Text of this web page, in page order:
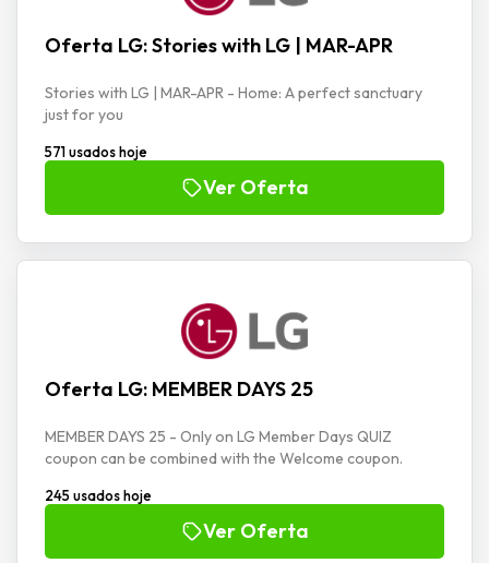
Oferta LG: Stories with LG | MAR-APR
Stories with LG | MAR-APR - Home: A perfect sanctuary
just for you
571 usados hoje
Ver Oferta
Oferta LG: MEMBER DAYS 25
MEMBER DAYS 25 - Only on LG Member Days QUIZ
coupon can be combined with the Welcome coupon.
245 usados hoje
Ver Oferta